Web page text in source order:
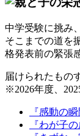
中学受験に挑み
そこまでの道を
格発表前の緊張
届けられたもの
※2026年度、
『感動の
『わが子